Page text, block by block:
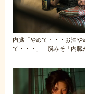
内臓「やめて・・・お酒や
て・・・」 脳みそ「内臓